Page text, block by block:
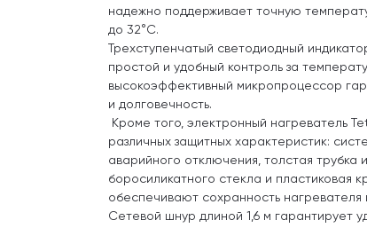
надежно поддерживает точную
до 32°C.
Трехступенчатый светодиодный
простой и удобный контроль за
высокоэффективный микропроцессор
и долговечность.
Кроме того, электронный нагреватель
различных защитных характеристик:
аварийного отключения, толстая трубка
боросиликатного стекла и пластиковая
обеспечивают сохранность нагревателя
Сетевой шнур длиной 1,6 м гарантирует